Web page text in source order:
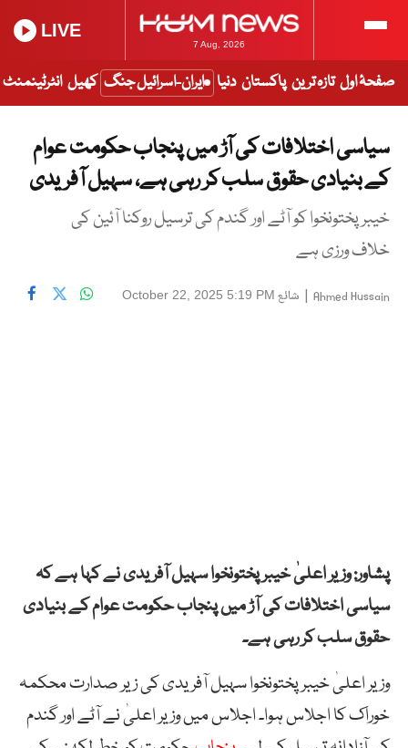
7 Aug, 2026
LIVE
صفحۂ اول تازہ ترین پاکستان دنیا ایران-اسرائیل جنگ کھیل انٹرٹینمنٹ
سیاسی اختلافات کی آڑ میں پنجاب حکومت عوام
کے بنیادی حقوق سلب کر رہی ہے، سہیل آفریدی
خیبر پختونخوا کو آٹے اور گندم کی ترسیل روکنا آئین کی
خلاف ورزی ہے
Ahmed Hussain
| شائع October 22, 2025 5:19 PM
پشاور: وزیر اعلیٰ خیبر پختونخوا سہیل آفریدی نے کہا ہے کہ
سیاسی اختلافات کی آڑ میں پنجاب حکومت عوام کے بنیادی
حقوق سلب کر رہی ہے۔
وزیر اعلیٰ خیبر پختونخوا سہیل آفریدی کی زیر صدارت محکمہ
خوراک کا اجلاس ہوا۔ اجلاس میں وزیر اعلیٰ نے آٹے اور گندم